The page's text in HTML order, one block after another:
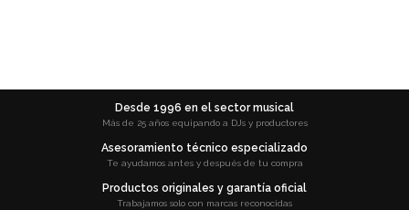
Desde 1996 en el sector musical
Más de 25 años equipando a DJs y productores
Asesoramiento técnico especializado
Te ayudamos antes y después de tu compra
Productos originales y garantía oficial
Trabajamos solo con marcas reconocidas